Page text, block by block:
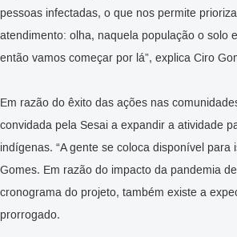
pessoas infectadas, o que nos permite
atendimento: olha, naquela população o solo
então vamos começar por lá”, explica Ciro
Em razão do êxito das ações nas
convidada pela Sesai a expandir a atividade
indígenas. “A gente se coloca disponível para
Gomes. Em razão do impacto da pandemia
cronograma do projeto, também existe a
prorrogado.